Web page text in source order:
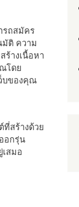
รถสมัคร
มัติ ความ
ร้างเนื้อหา
ณโดย
บของคุณ
ที่สร้างด้วย
อกรุ่น
สมอ